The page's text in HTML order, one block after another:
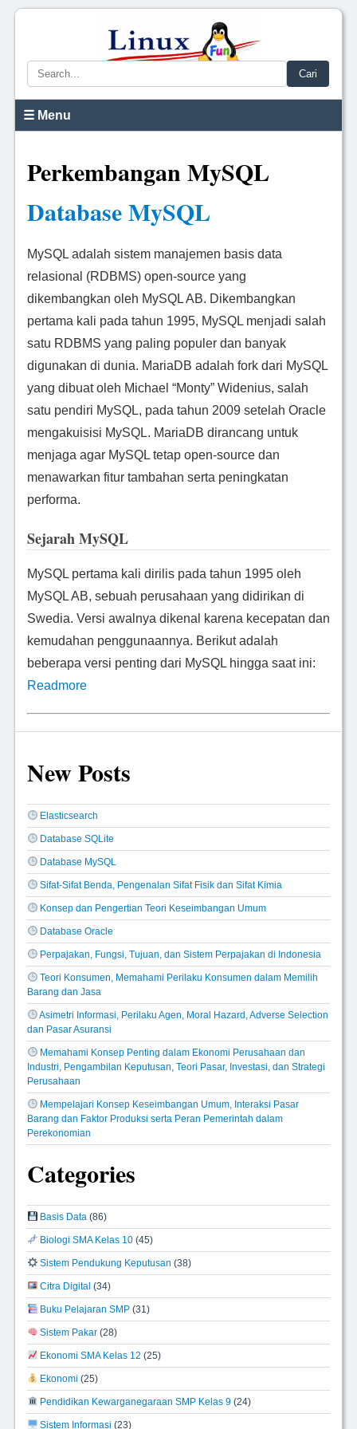
Cari
☰ Menu
Perkembangan MySQL
Database MySQL
MySQL adalah sistem manajemen basis data
relasional (RDBMS) open-source yang
dikembangkan oleh MySQL AB. Dikembangkan
pertama kali pada tahun 1995, MySQL menjadi salah
satu RDBMS yang paling populer dan banyak
digunakan di dunia. MariaDB adalah fork dari MySQL
yang dibuat oleh Michael “Monty” Widenius, salah
satu pendiri MySQL, pada tahun 2009 setelah Oracle
mengakuisisi MySQL. MariaDB dirancang untuk
menjaga agar MySQL tetap open-source dan
menawarkan fitur tambahan serta peningkatan
performa.
Sejarah MySQL
MySQL pertama kali dirilis pada tahun 1995 oleh
MySQL AB, sebuah perusahaan yang didirikan di
Swedia. Versi awalnya dikenal karena kecepatan dan
kemudahan penggunaannya. Berikut adalah
beberapa versi penting dari MySQL hingga saat ini:
Readmore
New Posts
Elasticsearch
Database SQLite
Database MySQL
Sifat-Sifat Benda, Pengenalan Sifat Fisik dan Sifat Kimia
Konsep dan Pengertian Teori Keseimbangan Umum
Database Oracle
Perpajakan, Fungsi, Tujuan, dan Sistem Perpajakan di Indonesia
Teori Konsumen, Memahami Perilaku Konsumen dalam Memilih
Barang dan Jasa
Asimetri Informasi, Perilaku Agen, Moral Hazard, Adverse Selection
dan Pasar Asuransi
Memahami Konsep Penting dalam Ekonomi Perusahaan dan
Industri, Pengambilan Keputusan, Teori Pasar, Investasi, dan Strategi
Perusahaan
Mempelajari Konsep Keseimbangan Umum, Interaksi Pasar
Barang dan Faktor Produksi serta Peran Pemerintah dalam
Perekonomian
Categories
Basis Data (86)
Biologi SMA Kelas 10 (45)
Sistem Pendukung Keputusan (38)
Citra Digital (34)
Buku Pelajaran SMP (31)
Sistem Pakar (28)
Ekonomi SMA Kelas 12 (25)
Ekonomi (25)
Pendidikan Kewarganegaraan SMP Kelas 9 (24)
Sistem Informasi (23)